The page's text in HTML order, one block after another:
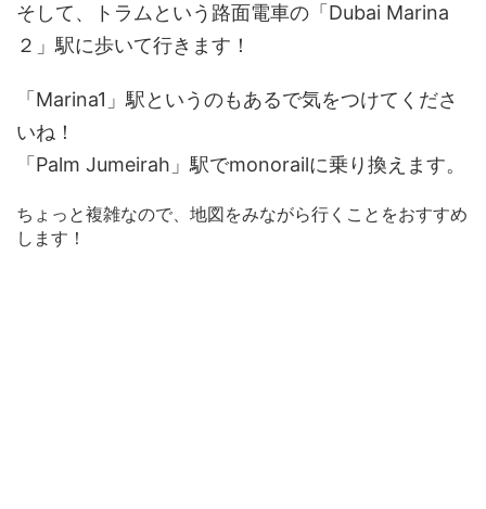
そして、 トラム という路面電車の 「Dubai Marina
２」 駅に歩いて行きます！
「Marina1」駅というのもあるで気をつけてくださ
いね！
「Palm Jumeirah」 駅でmonorailに乗り換えます。
ちょっと複雑なので、地図をみながら行くことをおすすめ
します！